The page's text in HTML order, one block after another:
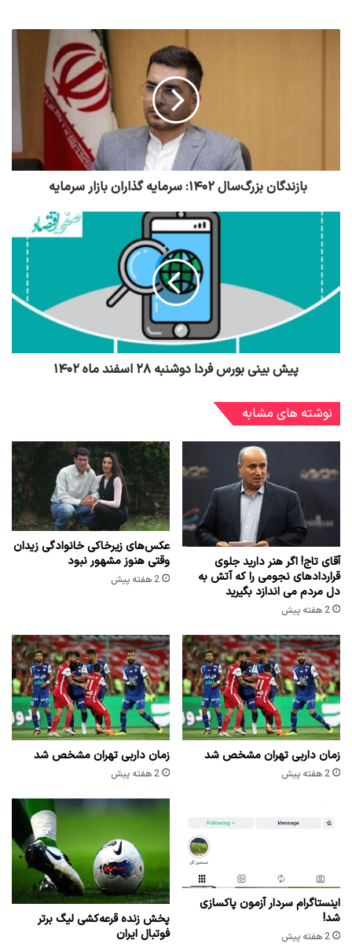
بازندگان بزرگ‌سال ۱۴۰۲: سرمایه گذاران بازار سرمایه
پیش بینی بورس فردا دوشنبه ۲۸ اسفند ماه ۱۴۰۲
نوشته های مشابه
آقای تاج! اگر هنر دارید جلوی
قراردادهای نجومی را که آتش به
دل مردم می اندازد بگیرید
2 هفته پیش
عکس‌های زیرخاکی خانوادگی زیدان
وقتی هنوز مشهور نبود
2 هفته پیش
زمان داربی تهران مشخص شد
2 هفته پیش
زمان داربی تهران مشخص شد
2 هفته پیش
اینستاگرام سردار آزمون پاکسازی
شد!
2 هفته پیش
پخش زنده قرعه‌کشی لیگ برتر
فوتبال ایران